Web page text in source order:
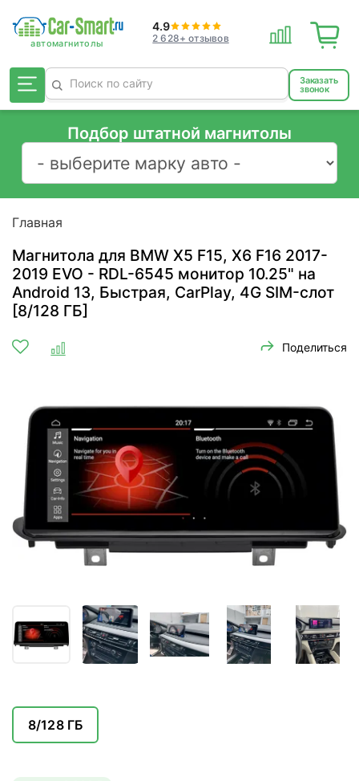
4.9
2 628+ отзывов
Заказать
звонок
Подбор штатной магнитолы
Главная
Магнитола для BMW X5 F15, X6 F16 2017-
2019 EVO - RDL-6545 монитор 10.25" на
Android 13, Быстрая, CarPlay, 4G SIM-слот
[8/128 ГБ]
Поделиться
8/128 ГБ